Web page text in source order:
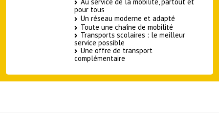
pour tous
Un réseau moderne et adapté
Toute une chaîne de mobilité
Transports scolaires : le meilleur
service possible
Une offre de transport
complémentaire